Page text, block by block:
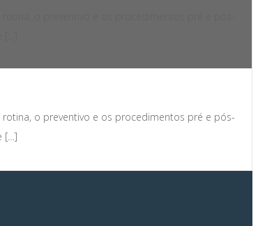
o preventivo e os procedimentos pré e pós-
[…]